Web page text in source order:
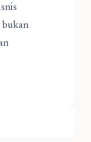
bukan